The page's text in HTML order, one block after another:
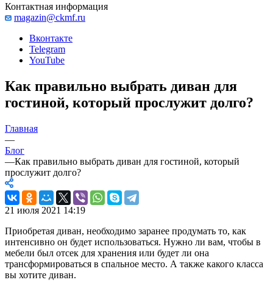
Контактная информация
magazin@ckmf.ru
Вконтакте
Telegram
YouTube
Как правильно выбрать диван для
гостиной, который прослужит долго?
Главная
—
Блог
—Как правильно выбрать диван для гостиной, который
прослужит долго?
21 июля 2021 14:19
Приобретая диван, необходимо заранее продумать то, как
интенсивно он будет использоваться. Нужно ли вам, чтобы в
мебели был отсек для хранения или будет ли она
трансформироваться в спальное место. А также какого класса
вы хотите диван.